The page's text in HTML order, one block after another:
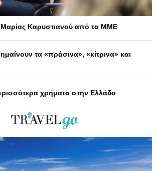
Καρυστιανού από τα ΜΜΕ
τα «πράσινα», «κίτρινα» και
χρήματα στην Ελλάδα